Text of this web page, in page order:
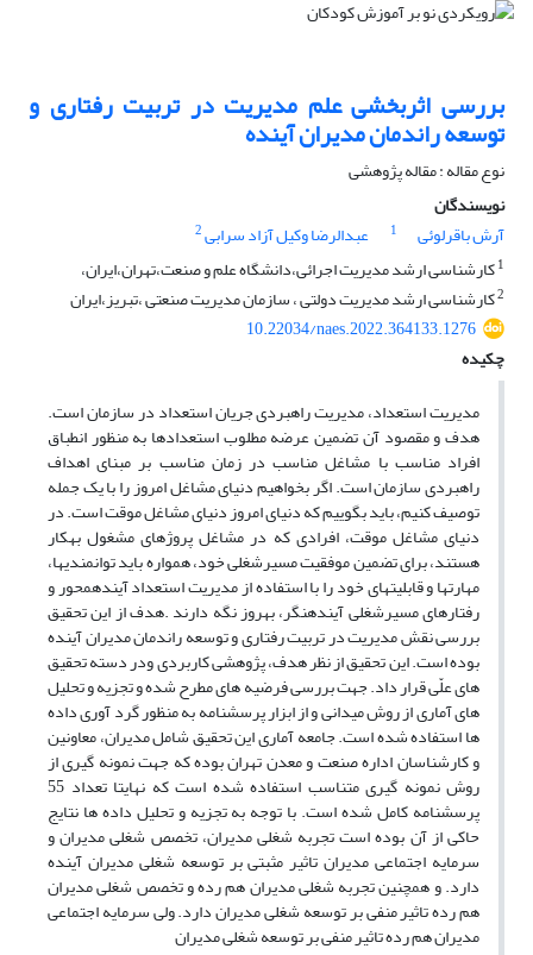
بررسی اثربخشی علم مدیریت در تربیت رفتاری و
توسعه راندمان مدیران آینده
نوع مقاله : مقاله پژوهشی
نویسندگان
آرش باقرلوئی
1 عبدالرضا وکیل آزاد سرابی2
1کارشناسی ارشد مدیریت اجرائی،دانشگاه علم و صنعت،تهران،ایران،
2کارشناسی ارشد مدیریت دولتی ، سازمان مدیریت صنعتی ،تبریز،ایران
10.22034/naes.2022.364133.1276
چکیده
مدیریت استعداد، مدیریت راهبردی جریان استعداد در سازمان است.
هدف و مقصود آن تضمین عرضه مطلوب استعدادها به منظور انطباق
افراد مناسب با مشاغل مناسب در زمان مناسب بر مبنای اهداف
راهبردی سازمان است. اگر بخواهیم دنیای مشاغل امروز را با یک جمله
توصیف کنیم، باید بگوییم که دنیای امروز دنیای مشاغل موقت است. در
دنیای مشاغل موقت، افرادی که در مشاغل پروژهای مشغول بهکار
هستند، برای تضمین موفقیت مسیرشغلی خود، همواره باید توانمندیها،
مهارتها و قابلیتهای خود را با استفاده از مدیریت استعداد آیندهمحور و
رفتارهای مسیرشغلی آیندهنگر، بهروز نگه دارند .هدف از این تحقیق
بررسی نقش مدیریت در تربیت رفتاری و توسعه راندمان مدیران آینده
بوده است. این تحقیق از نظر هدف، پژوهشی کاربردی ودر دسته تحقیق
های علّی قرار داد. جهت بررسی فرضیه های مطرح شده و تجزیه و تحلیل
های آماری از روش میدانی و از ابزار پرسشنامه به منظور گرد آوری داده
ها استفاده شده است. جامعه آماری این تحقیق شامل مدیران، معاونین
و کارشناسان اداره صنعت و معدن تهران بوده که جهت نمونه گیری از
روش نمونه گیری متناسب استفاده شده است که نهایتا تعداد 55
پرسشنامه کامل شده است. با توجه به تجزیه و تحلیل داده ها نتایج
حاکی از آن بوده است تجربه شغلی مدیران، تخصص شغلی مدیران و
سرمایه اجتماعی مدیران تاثیر مثبتی بر توسعه شغلی مدیران آینده
دارد. و همچنین تجربه شغلی مدیران هم رده و تخصص شغلی مدیران
هم رده تاثیر منفی بر توسعه شغلی مدیران دارد. ولی سرمایه اجتماعی
مدیران هم رده تاثیر منفی بر توسعه شغلی مدیران